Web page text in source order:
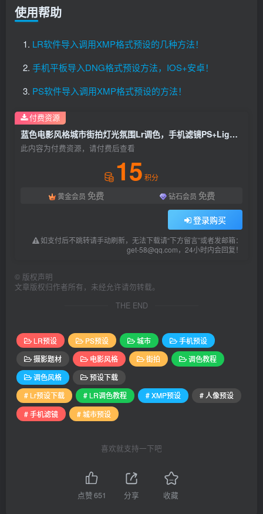
使用帮助
LR软件导入调用XMP格式预设的几种方法！
手机平板导入DNG格式预设方法，IOS+安卓！
PS软件导入调用XMP格式预设的方法！
蓝色电影风格城市街拍灯光氛围Lr调色，手机滤镜PS+Lightroom预设下载！
此内容为付费资源，请付费后查看
15 积分
黄金会员 免费 钻石会员 免费
登录购买
如支付后不跳转请手动刷新，无法下载请“下方留言”或者发邮箱：
get-58@qq.com，24小时内会回复！
付费资源
© 版权声明
文章版权归作者所有，未经允许请勿转载。
THE END
LR预设 PS预设 城市
手机预设
摄影题材
电影风格 街拍
调色教程
调色风格
预设下载
# Lr预设下载
# LR调色教程 # XMP预设
# 人像预设
# 手机滤镜
# 城市预设
喜欢就支持一下吧
点赞651 分享 收藏